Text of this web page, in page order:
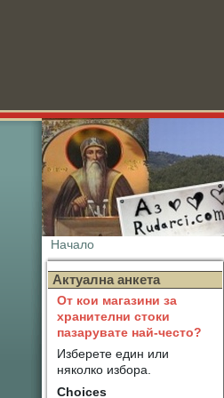
Начало
Актуална анкета
От кои магазини за
хранителни стоки
пазарувате най-често?
Изберете един или
няколко избора.
Choices